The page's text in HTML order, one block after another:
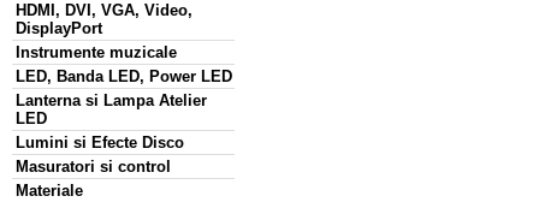
HDMI, DVI, VGA, Video,
DisplayPort
Instrumente muzicale
LED, Banda LED, Power LED
Lanterna si Lampa Atelier
LED
Lumini si Efecte Disco
Masuratori si control
Materiale